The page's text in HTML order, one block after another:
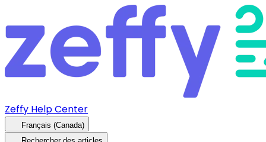
Zeffy Help Center
Français (Canada)